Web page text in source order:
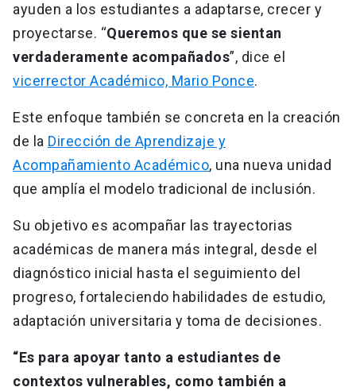
ayuden a los estudiantes a adaptarse, crecer y
proyectarse. “Queremos que se sientan
verdaderamente acompañados”, dice el
vicerrector Académico, Mario Ponce.
Este enfoque también se concreta en la creación
de la Dirección de Aprendizaje y
Acompañamiento Académico, una nueva unidad
que amplía el modelo tradicional de inclusión.
Su objetivo es acompañar las trayectorias
académicas de manera más integral, desde el
diagnóstico inicial hasta el seguimiento del
progreso, fortaleciendo habilidades de estudio,
adaptación universitaria y toma de decisiones.
“Es para apoyar tanto a estudiantes de
contextos vulnerables, como también a